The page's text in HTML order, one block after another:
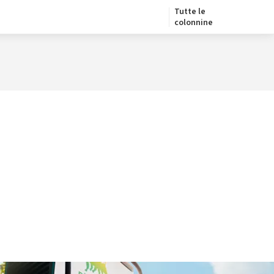
Tutte le
colonnine